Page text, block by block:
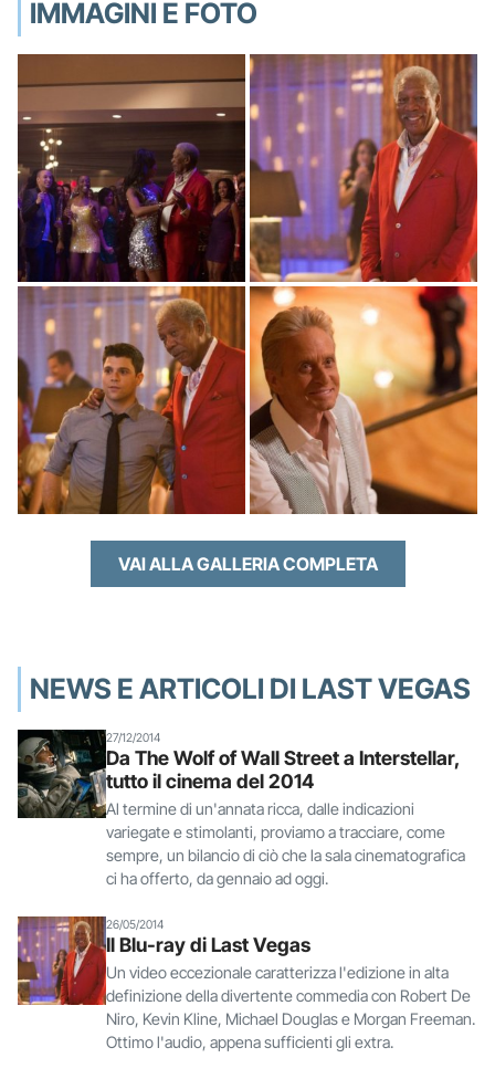
IMMAGINI E FOTO
VAI ALLA GALLERIA COMPLETA
NEWS E ARTICOLI DI LAST VEGAS
27/12/2014
Da The Wolf of Wall Street a Interstellar,
tutto il cinema del 2014
Al termine di un'annata ricca, dalle indicazioni
variegate e stimolanti, proviamo a tracciare, come
sempre, un bilancio di ciò che la sala cinematografica
ci ha offerto, da gennaio ad oggi.
26/05/2014
Il Blu-ray di Last Vegas
Un video eccezionale caratterizza l'edizione in alta
definizione della divertente commedia con Robert De
Niro, Kevin Kline, Michael Douglas e Morgan Freeman.
Ottimo l'audio, appena sufficienti gli extra.